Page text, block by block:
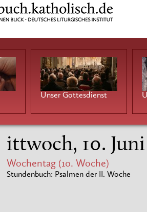
Unser Gottesdienst
ittwoch, 10.
Wochentag (10. Woche)
Stundenbuch: Psalmen der II. Woche